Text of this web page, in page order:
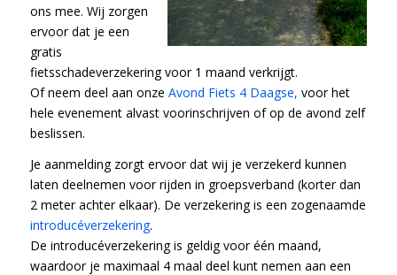
ons mee. Wij zorgen
ervoor dat je een
gratis
fietsschadeverzekering voor 1 maand verkrijgt.
Of neem deel aan onze Avond Fiets 4 Daagse, voor het
hele evenement alvast voorinschrijven of op de avond zelf
beslissen.
Je aanmelding zorgt ervoor dat wij je verzekerd kunnen
laten deelnemen voor rijden in groepsverband (korter dan
2 meter achter elkaar). De verzekering is een zogenaamde
introducéverzekering.
De introducéverzekering is geldig voor één maand,
waardoor je maximaal 4 maal deel kunt nemen aan een